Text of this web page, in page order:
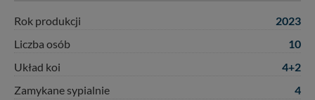
Rok produkcji
2023
Liczba osób
10
Układ koi
4+2
Zamykane sypialnie
4